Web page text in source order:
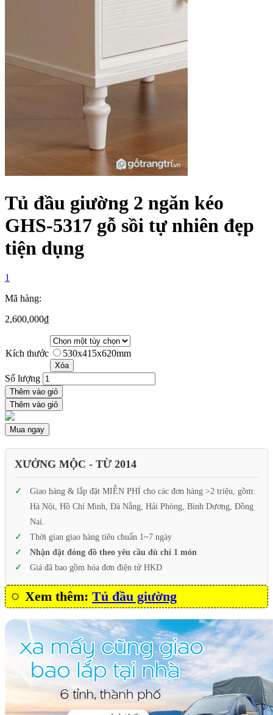
Tủ đầu giường 2 ngăn kéo
GHS-5317 gỗ sồi tự nhiên đẹp
tiện dụng
1
Mã hàng:
2,600,000₫
Kích thước 530x415x620mm
Xóa
Số lượng
Thêm vào giỏ
Thêm vào giỏ
Mua ngay
XƯỞNG MỘC - TỪ 2014
Giao hàng & lắp đặt MIỄN PHÍ cho các đơn hàng >2 triệu, gồm:
Hà Nội, Hồ Chí Minh, Đà Nẵng, Hải Phòng, Bình Dương, Đồng
Nai.
Thời gian giao hàng tiêu chuẩn 1~7 ngày
Nhận đặt đóng đồ theo yêu cầu dù chỉ 1 món
Giá đã bao gồm hóa đơn điện tử HKD
Xem thêm: Tủ đầu giường